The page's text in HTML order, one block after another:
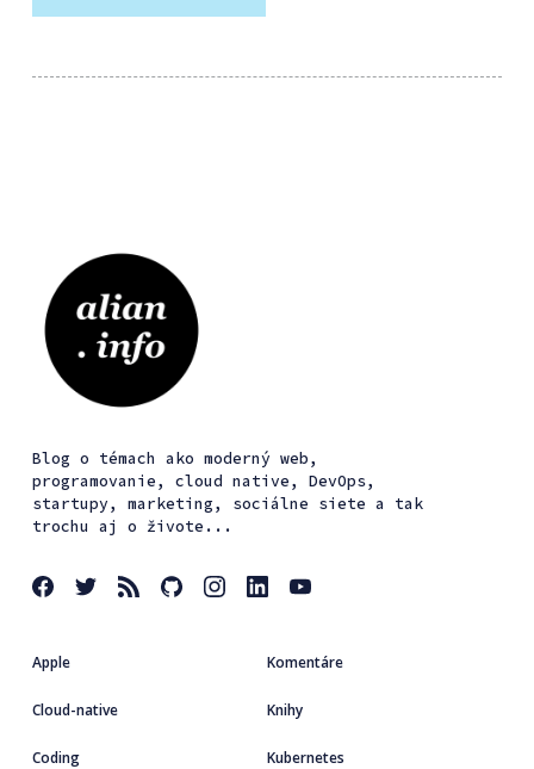
Blog o témach ako moderný web,
programovanie, cloud native, DevOps,
startupy, marketing, sociálne siete a tak
trochu aj o živote...
Apple
Cloud-native
Coding
Komentáre
Knihy
Kubernetes